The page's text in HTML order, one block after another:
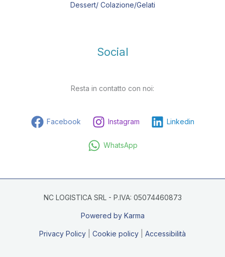
Dessert/ Colazione/Gelati
Social
Resta in contatto con noi:
Facebook Instagram Linkedin
WhatsApp
NC LOGISTICA SRL - P.IVA: 05074460873
Powered by Karma
Privacy Policy Cookie policy Accessibilità